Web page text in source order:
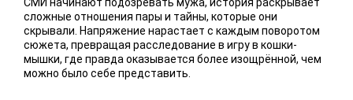
сложные отношения пары и тайны, которые они
скрывали. Напряжение нарастает с каждым поворотом
сюжета, превращая расследование в игру в кошки-
мышки, где правда оказывается более изощрённой, чем
можно было себе представить.